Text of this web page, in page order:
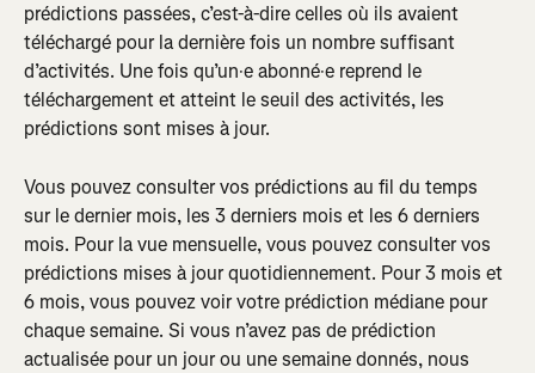
prédictions passées, c’est-à-dire celles où ils avaient
téléchargé pour la dernière fois un nombre suffisant
d’activités. Une fois qu’un·e abonné·e reprend le
téléchargement et atteint le seuil des activités, les
prédictions sont mises à jour.
Vous pouvez consulter vos prédictions au fil du temps
sur le dernier mois, les 3 derniers mois et les 6 derniers
mois. Pour la vue mensuelle, vous pouvez consulter vos
prédictions mises à jour quotidiennement. Pour 3 mois et
6 mois, vous pouvez voir votre prédiction médiane pour
chaque semaine. Si vous n’avez pas de prédiction
actualisée pour un jour ou une semaine donnés, nous